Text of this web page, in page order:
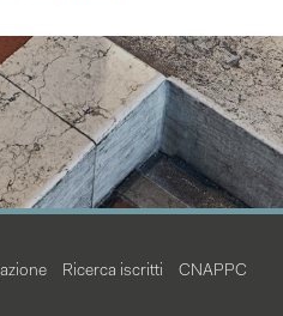
Ricerca iscritti
CNAPPC